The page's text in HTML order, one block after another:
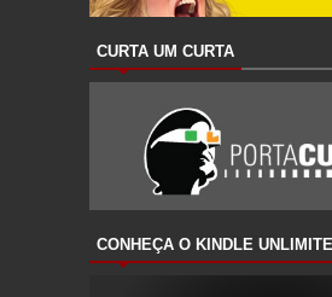
CURTA UM CURTA
CONHEÇA O KINDLE